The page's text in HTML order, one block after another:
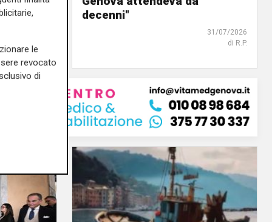
31/07/2026
decenni"
31/07/2026
di R.P.
le
revocato
di